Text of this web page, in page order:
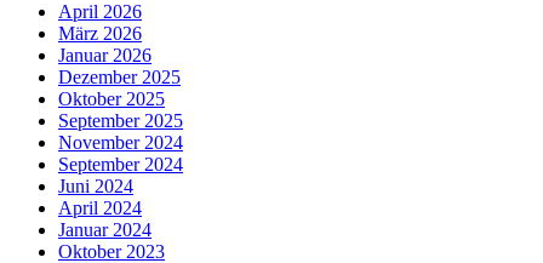
April 2026
März 2026
Januar 2026
Dezember 2025
Oktober 2025
September 2025
November 2024
September 2024
Juni 2024
April 2024
Januar 2024
Oktober 2023